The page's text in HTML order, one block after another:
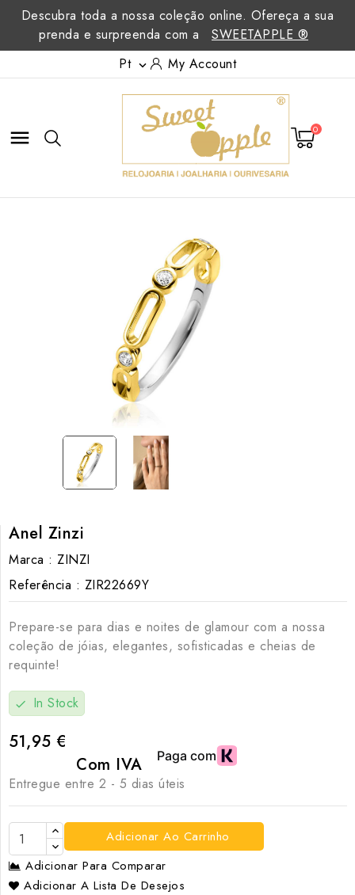
Descubra toda a nossa coleção online. Ofereça a sua
prenda e surpreenda com a
SWEETAPPLE ®
Pt  My Account
 0
Anel Zinzi
Marca : ZINZI
Referência : ZIR22669Y
Prepare-se para dias e noites de glamour com a nossa
coleção de jóias, elegantes, sofisticadas e cheias de
requinte!
check In Stock
51,95 €
Com IVA
Entregue entre 2 - 5 dias úteis
Adicionar Ao Carrinho
Adicionar Para Comparar
Adicionar A Lista De Desejos